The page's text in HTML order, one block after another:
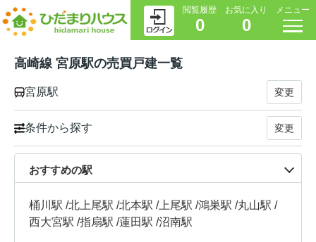
閲覧履歴
0
お気に入り
0
メニュー
高崎線 宮原駅の売買戸建一覧
宮原駅 変更
条件から探す 変更
おすすめの駅
桶川駅 /北上尾駅 /北本駅 /上尾駅 /鴻巣駅 /丸山駅 /
西大宮駅 /指扇駅 /蓮田駅 /沼南駅